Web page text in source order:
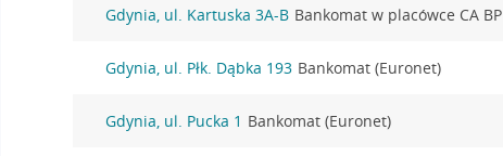
Gdynia, ul. Kartuska 3A-B Bankomat w placówce CA BP
Gdynia, ul. Płk. Dąbka 193 Bankomat (Euronet)
Gdynia, ul. Pucka 1 Bankomat (Euronet)